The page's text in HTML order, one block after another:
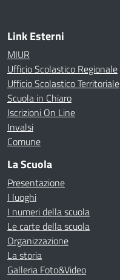
Link Esterni
MIUR
Ufficio Scolastico Regionale
Ufficio Scolastico Territoriale
Scuola in Chiaro
Iscrizioni On Line
Invalsi
Comune
La Scuola
Presentazione
I luoghi
I numeri della scuola
Le carte della scuola
Organizzazione
La storia
Galleria Foto&Video